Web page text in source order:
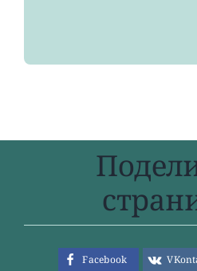
Facebook